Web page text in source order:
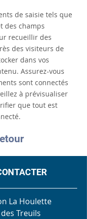
de saisie tels que
des champs
recueillir des
des visiteurs de
dans vos
Assurez-vous
sont connectés
à prévisualiser
que tout est
La Houlette
Treuils